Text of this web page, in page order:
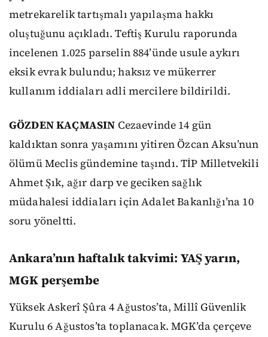
metrekarelik tartışmalı yapılaşma hakkı
oluştuğunu açıkladı. Teftiş Kurulu raporunda
incelenen 1.025 parselin 884’ünde usule aykırı
eksik evrak bulundu; haksız ve mükerrer
kullanım iddiaları adli mercilere bildirildi.
GÖZDEN KAÇMASIN Cezaevinde 14 gün
kaldıktan sonra yaşamını yitiren Özcan Aksu’nun
ölümü Meclis gündemine taşındı. TİP Milletvekili
Ahmet Şık, ağır darp ve geciken sağlık
müdahalesi iddiaları için Adalet Bakanlığı’na 10
soru yöneltti.
Ankara’nın haftalık takvimi: YAŞ yarın,
MGK perşembe
Yüksek Askerî Şûra 4 Ağustos’ta, Millî Güvenlik
Kurulu 6 Ağustos’ta toplanacak. MGK’da çerçeve